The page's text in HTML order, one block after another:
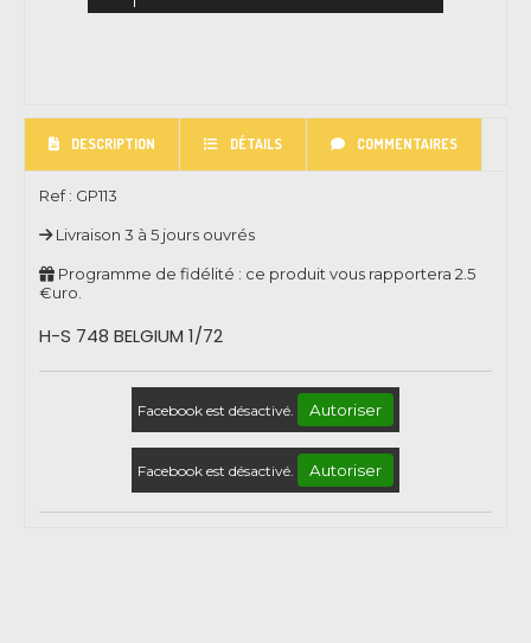
DESCRIPTION DÉTAILS COMMENTAIRES
Ref : GP113
Livraison 3 à 5 jours ouvrés
Programme de fidélité : ce produit vous rapportera 2.5
€uro.
H-S 748 BELGIUM 1/72
Facebook est désactivé. Autoriser
Facebook est désactivé. Autoriser